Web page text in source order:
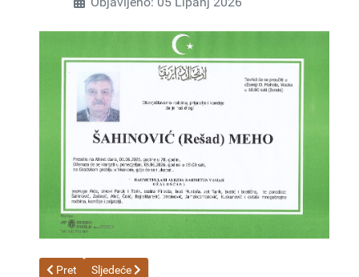
Prethodni članak: ZGONJANIN (Slavko) MILENKO
Pret Sljedeći članak: FEJZIĆ (Mensur) MALIK 04.06.2026.
Sljedeće